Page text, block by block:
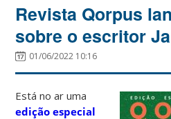
Revista Qorpus
sobre o escritor
01/06/2022 10:16
Está no ar uma
edição especial